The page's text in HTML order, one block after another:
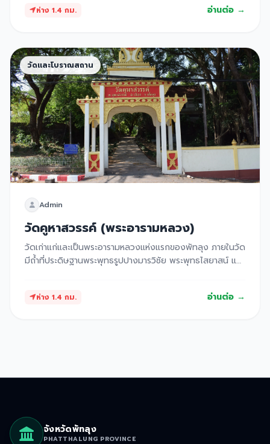
ห่าง 1.4 กม. อ่านต่อ →
วัดและโบราณสถาน
Admin
วัดคูหาสวรรค์ (พระอารามหลวง)
วัดเก่าแก่และเป็นพระอารามหลวงแห่งแรกของพัทลุง ภายในวัด
มีถ้ำที่ประดิษฐานพระพุทธรูปปางมารวิชัย พระพุทธไสยาสน์ และ
ห่าง 1.4 กม. อ่านต่อ →
จังหวัดพัทลุง
PHATTHALUNG PROVINCE